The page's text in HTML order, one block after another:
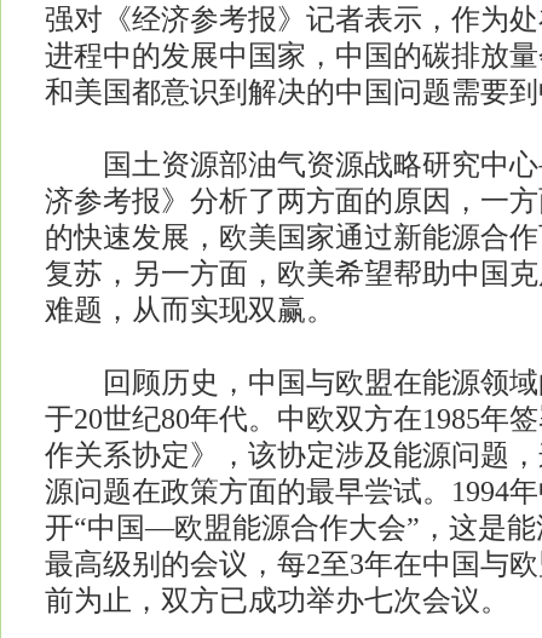
强对《经济参考报》记者表示，作为
进程中的发展中国家，中国的碳排放
和美国都意识到解决的中国问题需要
国土资源部油气资源战略研究中心
济参考报》分析了两方面的原因，一
的快速发展，欧美国家通过新能源合
复苏，另一方面，欧美希望帮助中国
难题，从而实现双赢。
回顾历史，中国与欧盟在能源领域
于20世纪80年代。中欧双方在1985年
作关系协定》，该协定涉及能源问题
源问题在政策方面的最早尝试。1994
开“中国—欧盟能源合作大会”，这是
最高级别的会议，每2至3年在中国与
前为止，双方已成功举办七次会议。